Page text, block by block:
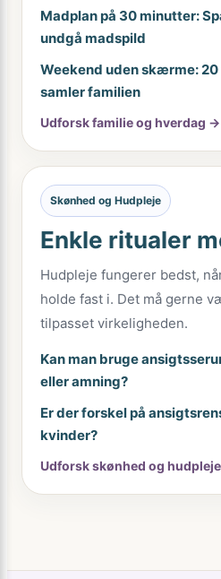
Madplan på 30 minutter:
undgå madspild
Weekend uden skærme:
samler familien
Udforsk familie og hverdag →
Skønhed og Hudpleje
Enkle ritualer
Hudpleje fungerer bedst,
holde fast i. Det må gerne
tilpasset virkeligheden.
Kan man bruge
eller amning?
Er der forskel på
kvinder?
Udforsk skønhed og